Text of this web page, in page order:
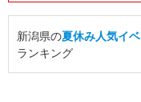
新潟県の夏休み人気イ
ランキング